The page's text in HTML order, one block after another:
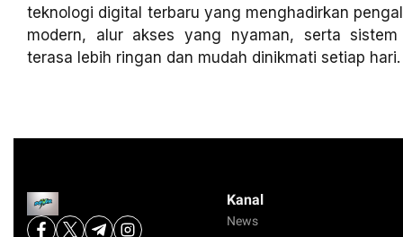
teknologi digital terbaru yang menghadirkan
modern, alur akses yang nyaman, serta
terasa lebih ringan dan mudah dinikmati setiap hari.
Kanal
News